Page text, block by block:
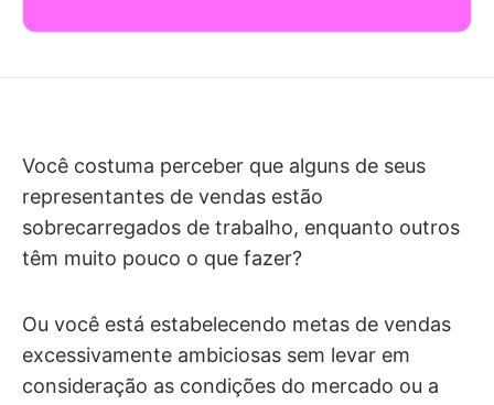
Você costuma perceber que alguns de seus
representantes de vendas estão
sobrecarregados de trabalho, enquanto outros
têm muito pouco o que fazer?
Ou você está estabelecendo metas de vendas
excessivamente ambiciosas sem levar em
consideração as condições do mercado ou a